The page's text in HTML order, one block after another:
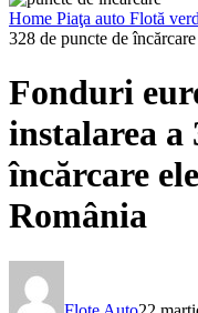
Home Piaţa auto Flotă
328 de puncte de
Fonduri
instalarea a
încărcare
România